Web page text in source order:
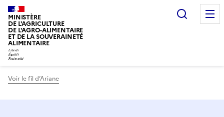
MINISTÈRE
DE L'AGRICULTURE
DE L'AGRO-ALIMENTAIRE
ET DE LA SOUVERAINETÉ
ALIMENTAIRE
Voir le fil d’Ariane